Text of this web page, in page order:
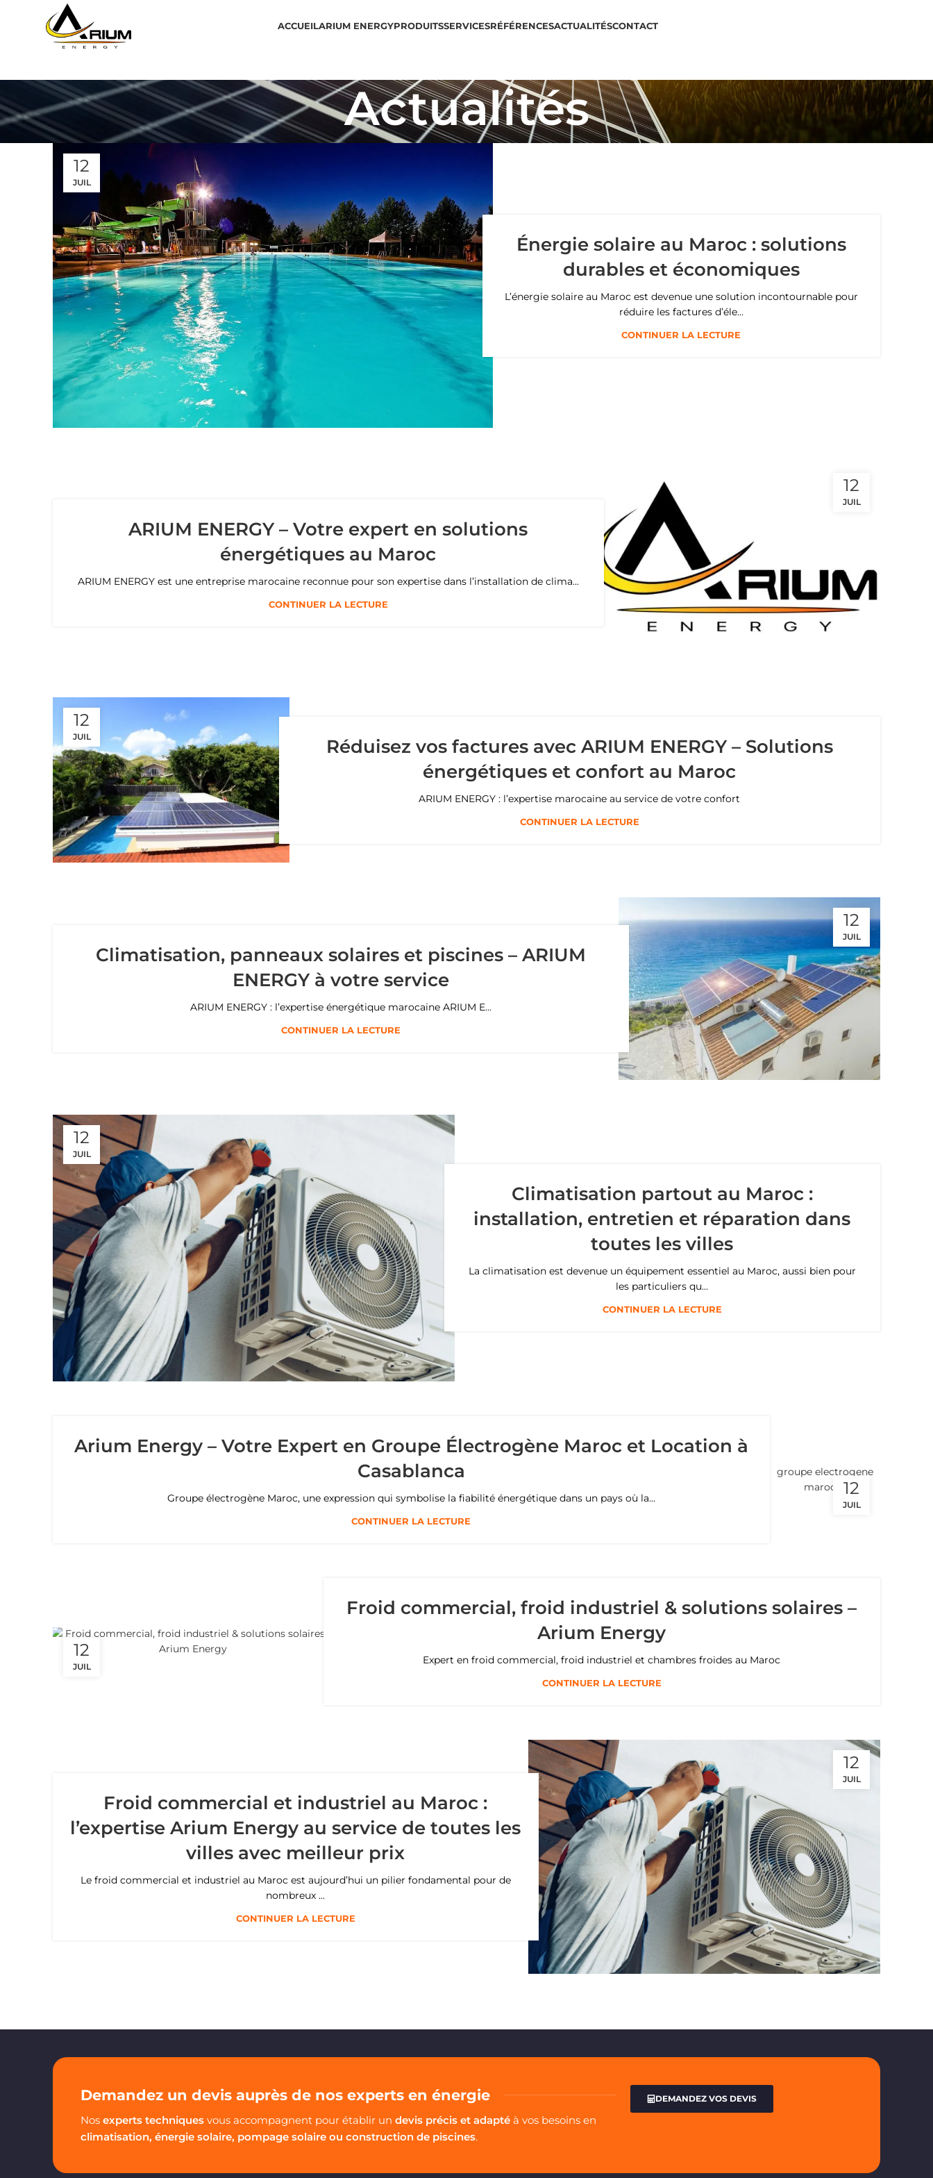
ACCUEILARIUM ENERGYPRODUITSSERVICESRÉFÉRENCESACTUALITÉSCONTACT
Actualités
12
JUIL
Énergie solaire au Maroc : solutions
durables et économiques
L’énergie solaire au Maroc est devenue une solution incontournable pour
réduire les factures d’éle...
CONTINUER LA LECTURE
12
JUIL
ARIUM ENERGY – Votre expert en solutions
énergétiques au Maroc
ARIUM ENERGY est une entreprise marocaine reconnue pour son expertise dans l’installation de clima...
CONTINUER LA LECTURE
12
JUIL
Réduisez vos factures avec ARIUM ENERGY – Solutions
énergétiques et confort au Maroc
ARIUM ENERGY : l’expertise marocaine au service de votre confort
CONTINUER LA LECTURE
12
JUIL
Climatisation, panneaux solaires et piscines – ARIUM
ENERGY à votre service
ARIUM ENERGY : l’expertise énergétique marocaine ARIUM E...
CONTINUER LA LECTURE
12
JUIL
Climatisation partout au Maroc :
installation, entretien et réparation dans
toutes les villes
La climatisation est devenue un équipement essentiel au Maroc, aussi bien pour
les particuliers qu...
CONTINUER LA LECTURE
12
JUIL
Arium Energy – Votre Expert en Groupe Électrogène Maroc et Location à
Casablanca
Groupe électrogène Maroc, une expression qui symbolise la fiabilité énergétique dans un pays où la...
CONTINUER LA LECTURE
12
JUIL
Froid commercial, froid industriel & solutions solaires –
Arium Energy
Expert en froid commercial, froid industriel et chambres froides au Maroc
CONTINUER LA LECTURE
12
JUIL
Froid commercial et industriel au Maroc :
l’expertise Arium Energy au service de toutes les
villes avec meilleur prix
Le froid commercial et industriel au Maroc est aujourd’hui un pilier fondamental pour de
nombreux ...
CONTINUER LA LECTURE
Demandez un devis auprès de nos experts en énergie
Nos experts techniques vous accompagnent pour établir un devis précis et adapté à vos besoins en
climatisation, énergie solaire, pompage solaire ou construction de piscines.
DEMANDEZ VOS DEVIS